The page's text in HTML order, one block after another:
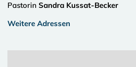
Pastorin Sandra Kussat-Becker
Weitere Adressen